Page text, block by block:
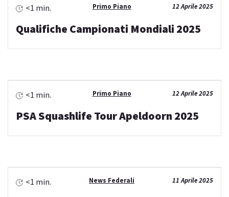
12 Aprile 2025
Primo Piano
<1 min.
Qualifiche Campionati Mondiali 2025
12 Aprile 2025
Primo Piano
<1 min.
PSA Squashlife Tour Apeldoorn 2025
11 Aprile 2025
News Federali
<1 min.